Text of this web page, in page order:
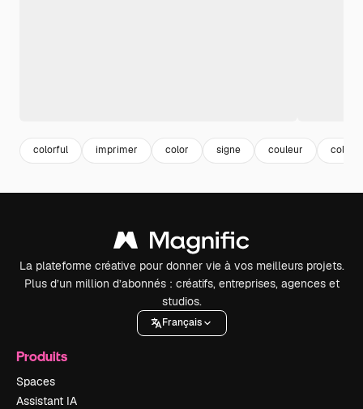
colorful imprimer color signe couleur color
La plateforme créative pour donner vie à vos meilleurs projets.
Plus d’un million d’abonnés : créatifs, entreprises, agences et
studios.
Français
Produits
Spaces
Assistant IA